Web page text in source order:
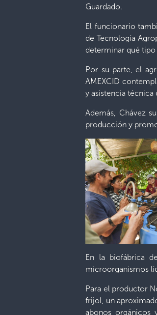
Guardado.
El funcionario
de Tecnología
determinar qué
Por su parte, el
AMEXCID
y asistencia técnica
Además, Chávez
producción y
En la biofábrica
microorganismos
Para el productor
frijol, un
abonos orgánicos